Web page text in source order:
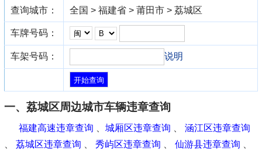
查询城市： 全国 > 福建省 > 莆田市 > 荔城区
车牌号码：
车架号码： 说明
一、荔城区周边城市车辆违章查询
福建高速违章查询 城厢区违章查询
涵江区违章查询
荔城区违章查询 秀屿区违章查询 仙游县违章查询